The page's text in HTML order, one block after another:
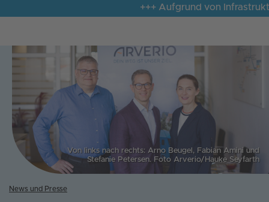
+++ Aufgrund von
Von links nach rechts: Arno Beugel, Fabian Amini und
Stefanie Petersen. Foto Arverio/Hauke Seyfarth
News und Presse